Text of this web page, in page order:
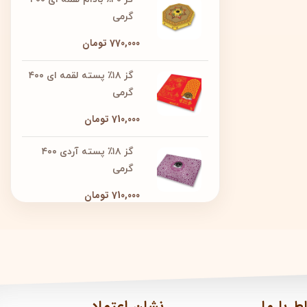
گرمی
770,000 تومان
گز ۱۸٪ پسته لقمه ای ۴۰۰
گرمی
710,000 تومان
گز ۱۸٪ پسته آردی ۴۰۰
گرمی
710,000 تومان